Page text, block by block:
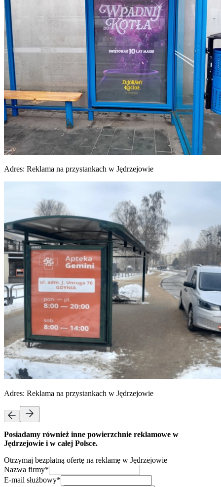
Adres: Reklama na przystankach w Jędrzejowie
Adres: Reklama na przystankach w Jędrzejowie
Posiadamy również inne powierzchnie reklamowe w
Jędrzejowie i w całej Polsce.
Otrzymaj bezpłatną ofertę na reklamę w Jędrzejowie
Nazwa firmy*
E-mail służbowy*